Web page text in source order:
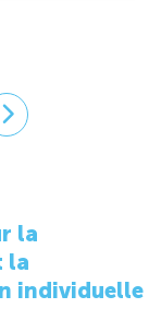
la
la
individuelle